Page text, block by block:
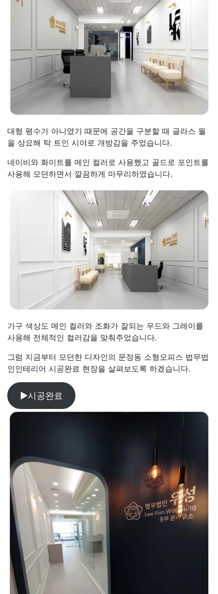
대형 평수가 아니였기 때문에 공간을 구분할 때 글라스 월
을 상요해 탁 트인 시야로 개방감을 주었습니다.
네이비와 화이트를 메인 컬러로 사용했고 골드로 포인트를
사용해 모던하면서 깔끔하게 마무리하였습니다.
가구 색상도 메인 컬러와 조화가 잘되는 우드와 그레이를
사용해 전체적인 컬러감을 맞춰주었습니다.
그럼 지금부터 모던한 디자인의 문정동 소형오피스 법무법
인인테리어 시공완료 현장을 살펴보도록 하겠습니다.
▶시공완료